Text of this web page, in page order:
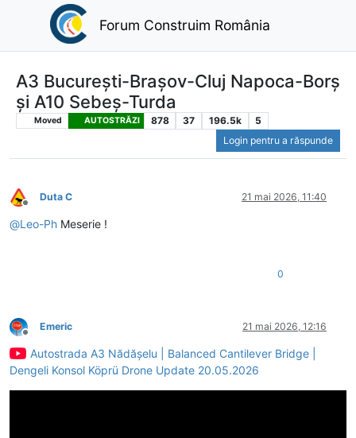
Forum Construim România
A3 București-Brașov-Cluj Napoca-Borș
și A10 Sebeș-Turda
Moved AUTOSTRĂZI 878 37 196.5k
5
Login pentru a răspunde
Deconectat
Duta C 21 mai 2026, 11:40
@Leo-Ph Meserie !
0
Deconectat
Emeric 21 mai 2026, 12:16
Autostrada A3 Nădășelu | Balanced Cantilever Bridge |
Dengeli Konsol Köprü Drone Update 20.05.2026